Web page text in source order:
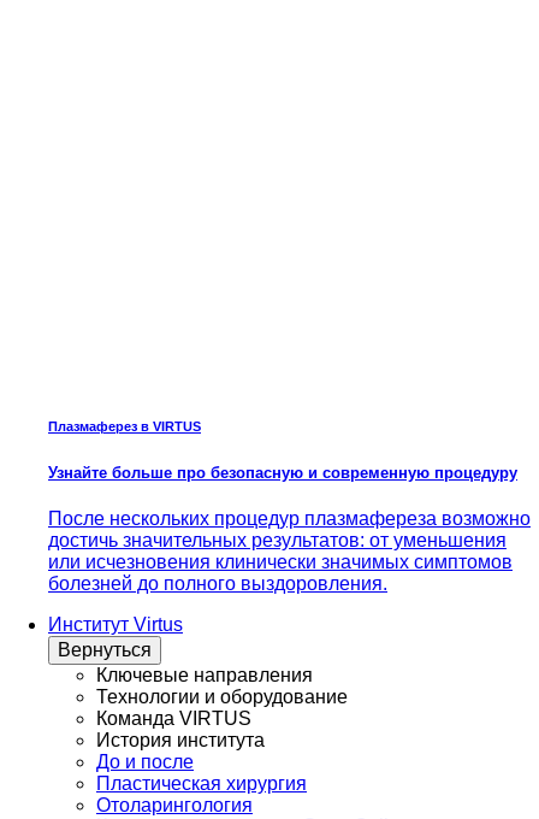
Плазмаферез в VIRTUS
Узнайте больше про безопасную и современную процедуру
После нескольких процедур плазмафереза возможно
достичь значительных результатов: от уменьшения
или исчезновения клинически значимых симптомов
болезней до полного выздоровления.
Институт Virtus
Вернуться
Ключевые направления
Технологии и оборудование
Команда VIRTUS
История института
До и после
Пластическая хирургия
Отоларингология